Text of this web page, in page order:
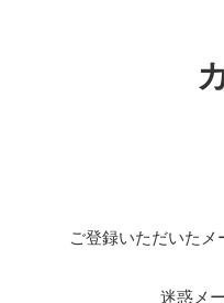
ご登録いただいたメ
迷惑メ